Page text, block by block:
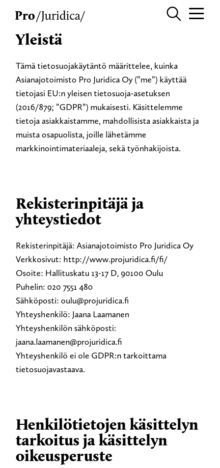
Yleistä
Tämä tietosuojakäytäntö määrittelee, kuinka
Asianajotoimisto Pro Juridica Oy (”me”) käyttää
tietojasi EU:n yleisen tietosuoja-asetuksen
(2016/879; ”GDPR”) mukaisesti. Käsittelemme
tietoja asiakkaistamme, mahdollisista asiakkaista ja
muista osapuolista, joille lähetämme
markkinointimateriaaleja, sekä työnhakijoista.
Rekisterinpitäjä ja
yhteystiedot
Rekisterinpitäjä: Asianajotoimisto Pro Juridica Oy
Verkkosivut: http://www.projuridica.fi/fi/
Osoite: Hallituskatu 13-17 D, 90100 Oulu
Puhelin: 020 7551 480
Sähköposti: oulu@projuridica.fi
Yhteyshenkilö: Jaana Laamanen
Yhteyshenkilön sähköposti:
jaana.laamanen@projuridica.fi
Yhteyshenkilö ei ole GDPR:n tarkoittama
tietosuojavastaava.
Henkilötietojen käsittelyn
tarkoitus ja käsittelyn
oikeusperuste